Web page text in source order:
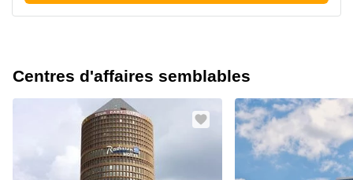
Centres d'affaires semblables